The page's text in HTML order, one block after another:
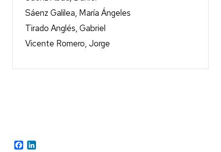
Sáenz Galilea, María Ángeles
Tirado Anglés, Gabriel
Vicente Romero, Jorge
Facebook